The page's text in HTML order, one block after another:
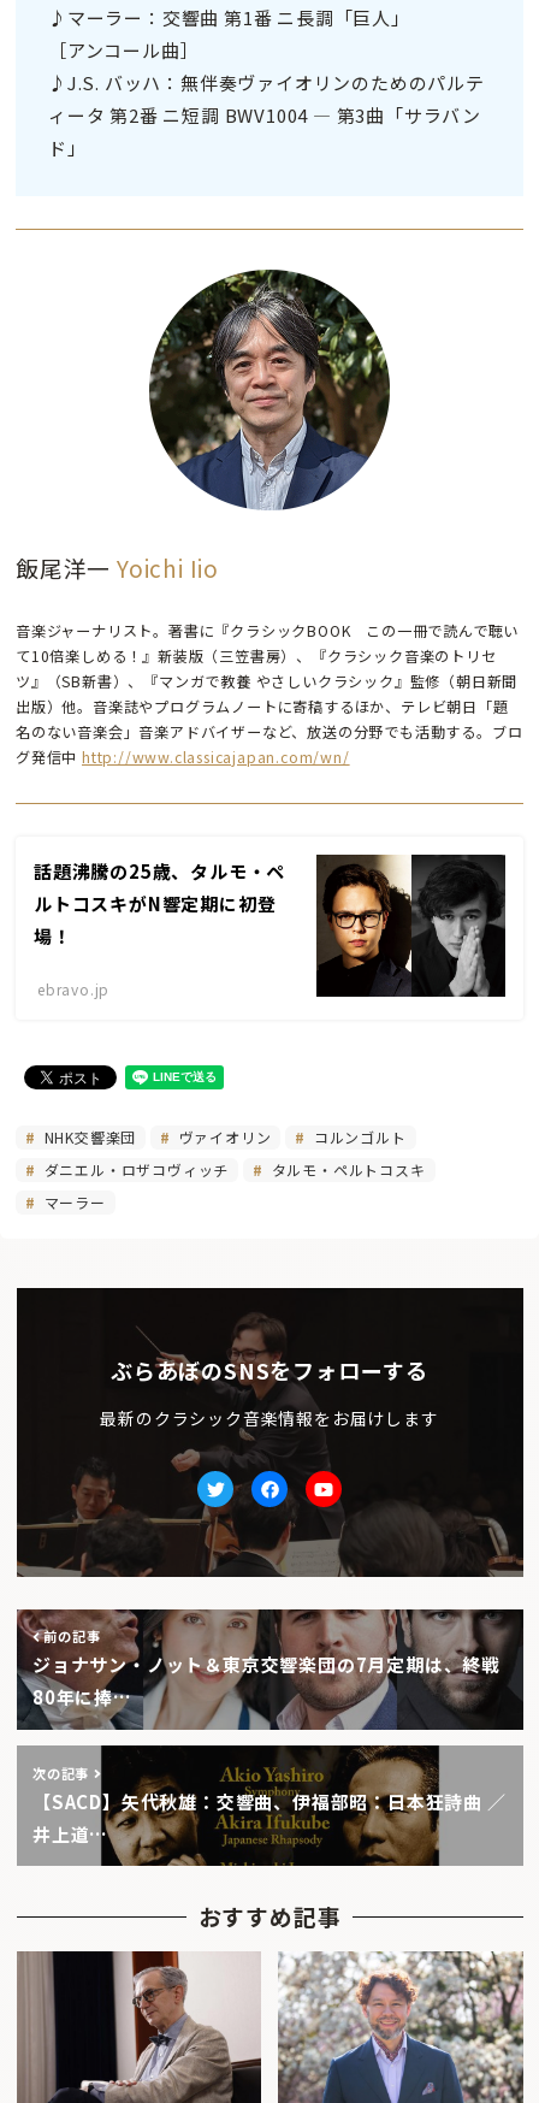
♪マーラー：交響曲 第1番 ニ長調「巨人」
［アンコール曲］
♪J.S. バッハ：無伴奏ヴァイオリンのためのパルテ
ィータ 第2番 ニ短調 BWV1004 ― 第3曲「サラバン
ド」
飯尾洋一 Yoichi Iio
音楽ジャーナリスト。著書に『クラシックBOOK この一冊で読んで聴い
て10倍楽しめる！』新装版（三笠書房）、『クラシック音楽のトリセ
ツ』（SB新書）、『マンガで教養 やさしいクラシック』監修（朝日新聞
出版）他。音楽誌やプログラムノートに寄稿するほか、テレビ朝日「題
名のない音楽会」音楽アドバイザーなど、放送の分野でも活動する。ブロ
グ発信中 http://www.classicajapan.com/wn/
話題沸騰の25歳、タルモ・ペ
ルトコスキがN響定期に初登
場！
ebravo.jp
NHK交響楽団 ヴァイオリン
コルンゴルト
ダニエル・ロザコヴィッチ
タルモ・ペルトコスキ
マーラー
ぶらあぼのSNSをフォローする
最新のクラシック音楽情報をお届けします
TwitterfacebookYoutube
前の記事
ジョナサン・ノット＆東京交響楽団の7月定期は、終戦
80年に捧…
次の記事
【SACD】矢代秋雄：交響曲、伊福部昭：日本狂詩曲 ／
井上道…
おすすめ記事